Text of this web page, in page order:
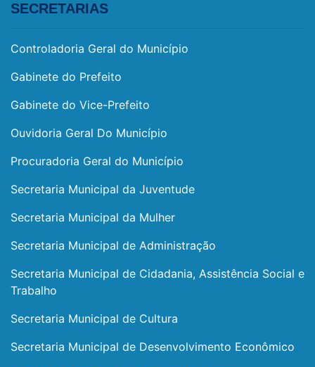
SECRETARIAS
Controladoria Geral do Município
Gabinete do Prefeito
Gabinete do Vice-Prefeito
Ouvidoria Geral Do Município
Procuradoria Geral do Município
Secretaria Municipal da Juventude
Secretaria Municipal da Mulher
Secretaria Municipal de Administração
Secretaria Municipal de Cidadania, Assistência Social e
Trabalho
Secretaria Municipal de Cultura
Secretaria Municipal de Desenvolvimento Econômico